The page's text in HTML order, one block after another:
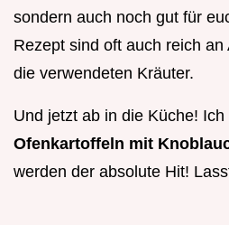
sondern auch noch gut für
Rezept sind oft auch reich
die verwendeten Kräuter.
Und jetzt ab in die Küche!
Ofenkartoffeln mit
werden der absolute Hit!